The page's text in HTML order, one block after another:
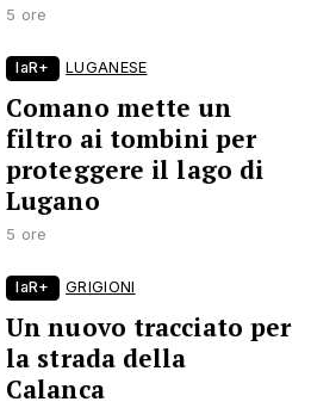
5 ore
laR+ LUGANESE
Comano mette un
filtro ai tombini per
proteggere il lago di
Lugano
5 ore
laR+ GRIGIONI
Un nuovo tracciato per
la strada della
Calanca